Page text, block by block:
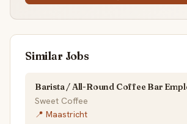
Similar Jobs
Barista / All-Round Coffee Bar
Sweet Coffee
📍 Maastricht